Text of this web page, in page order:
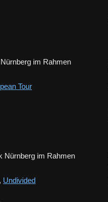
im Rahmen
Tour
Nürnberg im Rahmen
Undivided